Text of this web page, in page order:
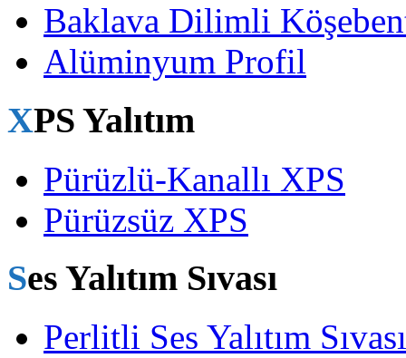
Baklava Dilimli
Alüminyum Profil
XPS Yalıtım
Pürüzlü-Kanallı XPS
Pürüzsüz XPS
Ses Yalıtım Sıvası
Perlitli Ses Yalıtım Sıvası